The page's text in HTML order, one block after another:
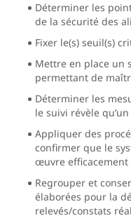
Déterminer les
de la sécurité des
Fixer le(s) seuil(s)
Mettre en place un
permettant de
Déterminer les
le suivi révèle
Appliquer des
confirmer que le
œuvre efficacement
Regrouper et
élaborées pour la
relevés/constats